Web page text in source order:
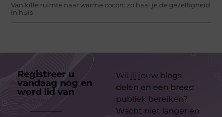
Van kille ruimte naar warme cocon: zo haal je de gezelligheid
in huis
Registreer u
vandaag nog en
word lid van
Wil jij jouw blogs
delen en een breed
publiek bereiken?
Wacht niet langer en